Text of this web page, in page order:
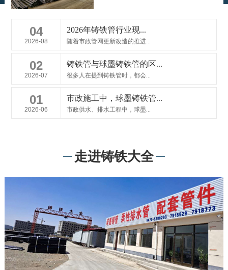
04
2026-08
2026年铸铁管行业现...
随着市政管网更新改造的推进...
02
2026-07
铸铁管与球墨铸铁管的区...
很多人在提到铸铁管时，都会...
01
2026-06
市政施工中，球墨铸铁管...
市政供水、排水工程中，球墨...
走进铸铁大全